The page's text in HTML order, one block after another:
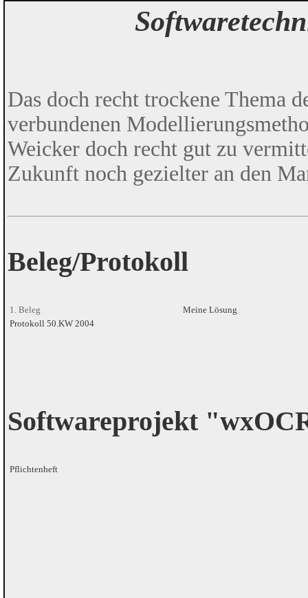
Das doch recht trockene Thema
verbundenen
Weicker doch recht gut zu
Zukunft noch gezielter an den
Beleg/Protokoll
1. Beleg
Meine Lösung
Protokoll 50.KW 2004
Softwareprojekt
Pflichtenheft